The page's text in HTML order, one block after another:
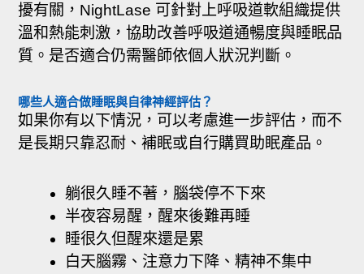
擾有關，NightLase 可針對上呼吸道軟組織提供
溫和熱能刺激，協助改善呼吸道通暢度與睡眠品
質。是否適合仍需醫師依個人狀況判斷。
哪些人適合做睡眠與自律神經評估？
如果你有以下情況，可以考慮進一步評估，而不
是長期只靠忍耐、補眠或自行購買助眠產品。
躺很久睡不著，腦袋停不下來
半夜容易醒，醒來後難再睡
睡很久但醒來還是累
白天腦霧、注意力下降、精神不集中